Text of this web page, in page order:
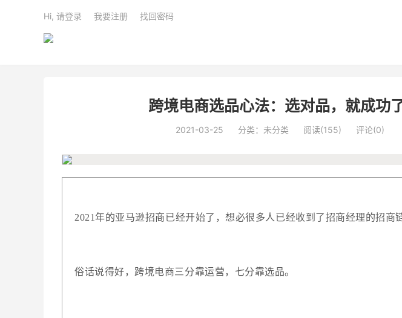
Hi, 请登录 我要注册 找回密码
跨境电商选品心法：选对品，就成功
2021-03-25 分类：未分类 阅读(155) 评论(0)
2021年的亚马逊招商已经开始了，想必很多人已经收到了招商经理的招商
俗话说得好，跨境电商三分靠运营，七分靠选品。